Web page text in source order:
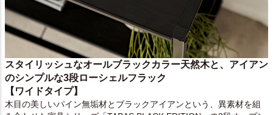
スタイリッシュなオールブラックカラー天然木と、アイアン
のシンプルな3段ローシェルフラック
【ワイドタイプ】
木目の美しいパイン無垢材とブラックアイアンという、異素材を組